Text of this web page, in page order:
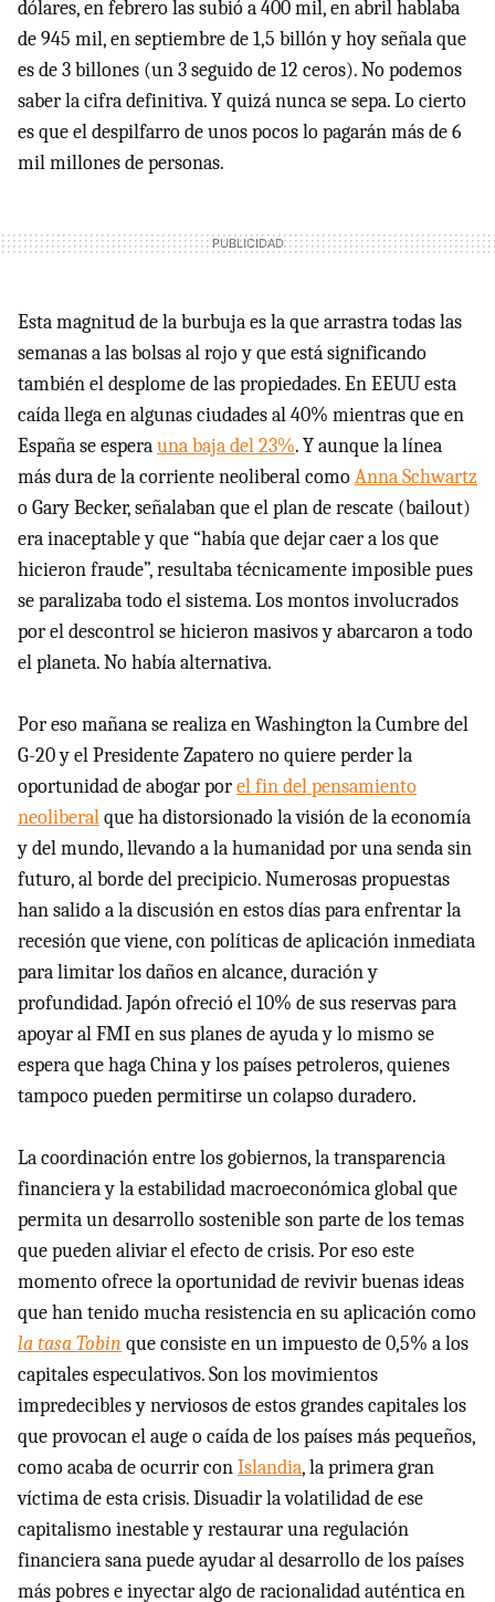
dólares, en febrero las subió a 400 mil, en abril hablaba
de 945 mil, en septiembre de 1,5 billón y hoy señala que
es de 3 billones (un 3 seguido de 12 ceros). No podemos
saber la cifra definitiva. Y quizá nunca se sepa. Lo cierto
es que el despilfarro de unos pocos lo pagarán más de 6
mil millones de personas.
Esta magnitud de la burbuja es la que arrastra todas las
semanas a las bolsas al rojo y que está significando
también el desplome de las propiedades. En EEUU esta
caída llega en algunas ciudades al 40% mientras que en
España se esperauna baja del 23%. Y aunque la línea
más dura de la corriente neoliberal comoAnna Schwartz
o Gary Becker, señalaban que el plan de rescate (bailout)
era inaceptable y que “había que dejar caer a los que
hicieron fraude”, resultaba técnicamente imposible pues
se paralizaba todo el sistema. Los montos involucrados
por el descontrol se hicieron masivos y abarcaron a todo
el planeta. No había alternativa.
Por eso mañana se realiza en Washington la Cumbre del
G-20 y el Presidente Zapatero no quiere perder la
oportunidad de abogar porel fin del pensamiento
neoliberalque ha distorsionado la visión de la economía
y del mundo, llevando a la humanidad por una senda sin
futuro, al borde del precipicio. Numerosas propuestas
han salido a la discusión en estos días para enfrentar la
recesión que viene, con políticas de aplicación inmediata
para limitar los daños en alcance, duración y
profundidad. Japón ofreció el 10% de sus reservas para
apoyar al FMI en sus planes de ayuda y lo mismo se
espera que haga China y los países petroleros, quienes
tampoco pueden permitirse un colapso duradero.
La coordinación entre los gobiernos, la transparencia
financiera y la estabilidad macroeconómica global que
permita un desarrollo sostenible son parte de los temas
que pueden aliviar el efecto de crisis. Por eso este
momento ofrece la oportunidad de revivir buenas ideas
que han tenido mucha resistencia en su aplicación como
la tasa Tobin que consiste en un impuesto de 0,5% a los
capitales especulativos. Son los movimientos
impredecibles y nerviosos de estos grandes capitales los
que provocan el auge o caída de los países más pequeños,
como acaba de ocurrir conIslandia, la primera gran
víctima de esta crisis. Disuadir la volatilidad de ese
capitalismo inestable y restaurar una regulación
financiera sana puede ayudar al desarrollo de los países
más pobres e inyectar algo de racionalidad auténtica en